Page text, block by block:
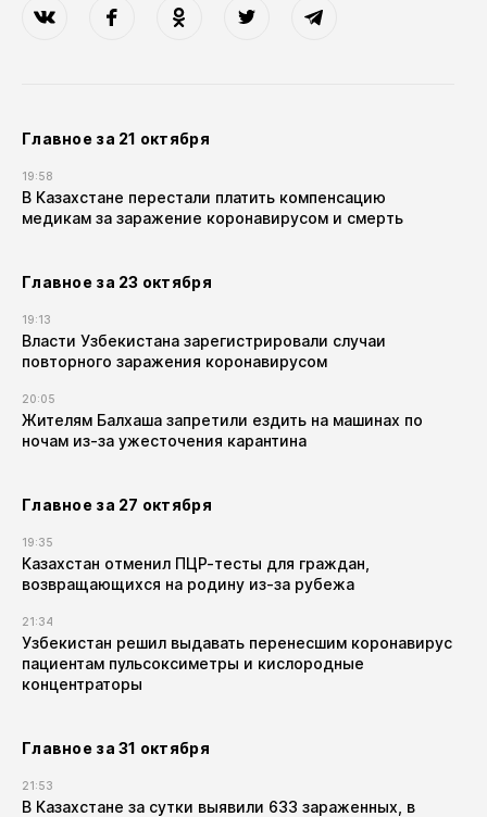
Главное за 21 октября
19:58
В Казахстане перестали платить компенсацию
медикам за заражение коронавирусом и смерть
Главное за 23 октября
19:13
Власти Узбекистана зарегистрировали случаи
повторного заражения коронавирусом
20:05
Жителям Балхаша запретили ездить на машинах по
ночам из-за ужесточения карантина
Главное за 27 октября
19:35
Казахстан отменил ПЦР-тесты для граждан,
возвращающихся на родину из-за рубежа
21:34
Узбекистан решил выдавать перенесшим коронавирус
пациентам пульсоксиметры и кислородные
концентраторы
Главное за 31 октября
21:53
В Казахстане за сутки выявили 633 зараженных, в